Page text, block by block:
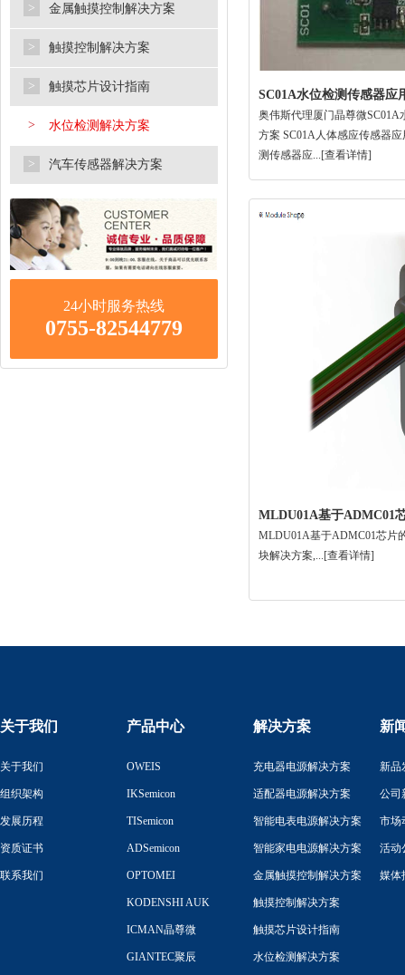
> 金属触摸控制解决方案
> 触摸控制解决方案
> 触摸芯片设计指南
> 水位检测解决方案
> 汽车传感器解决方案
24小时服务热线
0755-82544779
SC01A水位检测传感器应
奥伟斯代理厦门晶尊微SC01A
方案 SC01A人体感应传感器
测传感器应...[查看详情]
MLDU01A基于ADMC01
MLDU01A基于ADMC01芯片
块解决方案,...[查看详情]
关于我们
关于我们
组织架构
发展历程
资质证书
联系我们
产品中心
OWEIS
IKSemicon
TISemicon
ADSemicon
OPTOMEI
KODENSHI AUK
ICMAN晶尊微
GIANTEC聚辰
解决方案
充电器电源解决方案
适配器电源解决方案
智能电表电源解决方案
智能家电电源解决方案
金属触摸控制解决方案
触摸控制解决方案
触摸芯片设计指南
水位检测解决方案
新
新品
公司
市场
活动
媒体